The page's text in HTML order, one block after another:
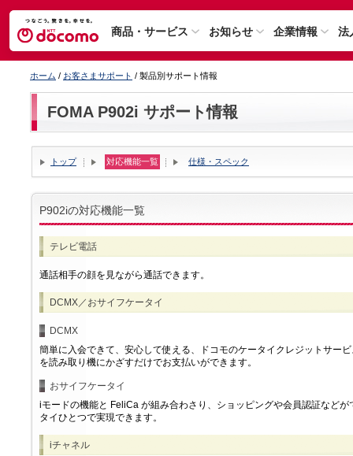
商品・サービス お知らせ 企業情報 法
ホーム / お客さまサポート / 製品別サポート情報
FOMA P902i サポート情報
トップ 対応機能一覧 仕様・スペック
P902iの対応機能一覧
テレビ電話
通話相手の顔を見ながら通話できます。
DCMX／おサイフケータイ
DCMX
簡単に入会できて、安心して使える、ドコモのケータイクレジットサー
を読み取り機にかざすだけでお支払いができます。
おサイフケータイ
iモードの機能と FeliCa が組み合わさり、ショッピングや会員認証など
タイひとつで実現できます。
iチャネル